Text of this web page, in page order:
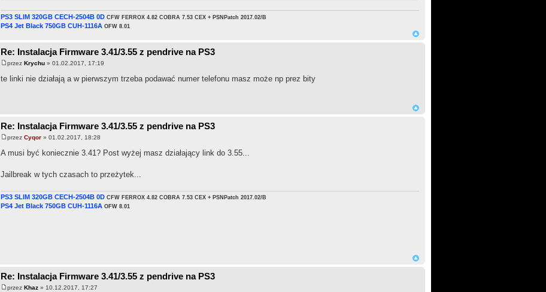
PS3 SLIM 320GB CECH-2504B 0D CFW FERROX 4.82 COBRA 7.53 CEX + PSNPatch 2017.02/B
PS4 Jet Black 750GB CUH-1116A OFW 8.01
Re: Instalacja Firmware 3.41/3.55 z pendrive na PS3
przez Krychu» 01.02.2017, 17:19
te linki nie działają a w pierwszym trzeba podawać numer telefonu masz może np prez bity
Re: Instalacja Firmware 3.41/3.55 z pendrive na PS3
przez Cyqor» 01.02.2017, 18:28
A musi być koniecznie 3.41? Post wyżej masz działający link do 3.55...
Jailbreak w tych czasach to przeżytek...
PS3 SLIM 320GB CECH-2504B 0D CFW FERROX 4.82 COBRA 7.53 CEX + PSNPatch 2017.02/B
PS4 Jet Black 750GB CUH-1116A OFW 8.01
Re: Instalacja Firmware 3.41/3.55 z pendrive na PS3
przez Khaz» 10.12.2017, 17:27